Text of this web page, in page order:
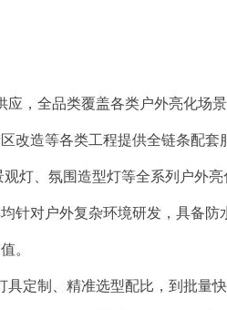
，全品类覆盖各类户外亮化场
改造等各类工程提供全链条配套
灯、氛围造型灯等全系列户外亮
针对户外复杂环境研发，具备防
。
定制、精准选型配比，到批量